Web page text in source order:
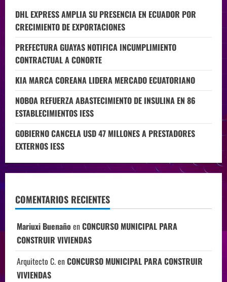
DHL EXPRESS AMPLIA SU PRESENCIA EN ECUADOR POR
CRECIMIENTO DE EXPORTACIONES
PREFECTURA GUAYAS NOTIFICA INCUMPLIMIENTO
CONTRACTUAL A CONORTE
KIA MARCA COREANA LIDERA MERCADO ECUATORIANO
NOBOA REFUERZA ABASTECIMIENTO DE INSULINA EN 86
ESTABLECIMIENTOS IESS
GOBIERNO CANCELA USD 47 MILLONES A PRESTADORES
EXTERNOS IESS
COMENTARIOS RECIENTES
Mariuxi Buenaño enCONCURSO MUNICIPAL PARA
CONSTRUIR VIVIENDAS
Arquitecto C.enCONCURSO MUNICIPAL PARA CONSTRUIR
VIVIENDAS